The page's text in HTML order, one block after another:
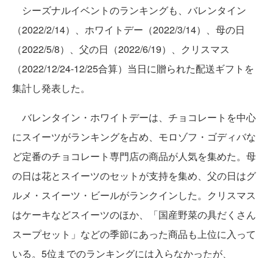
シーズナルイベントのランキングも、バレンタイン
（2022/2/14）、ホワイトデー（2022/3/14）、母の日
（2022/5/8）、父の日（2022/6/19）、クリスマス
（2022/12/24-12/25合算）当日に贈られた配送ギフトを
集計し発表した。
バレンタイン・ホワイトデーは、チョコレートを中心
にスイーツがランキングを占め、モロゾフ・ゴディバな
ど定番のチョコレート専門店の商品が人気を集めた。母
の日は花とスイーツのセットが支持を集め、父の日はグ
ルメ・スイーツ・ビールがランクインした。クリスマス
はケーキなどスイーツのほか、「国産野菜の具だくさん
スープセット」などの季節にあった商品も上位に入って
いる。5位までのランキングには入らなかったが、